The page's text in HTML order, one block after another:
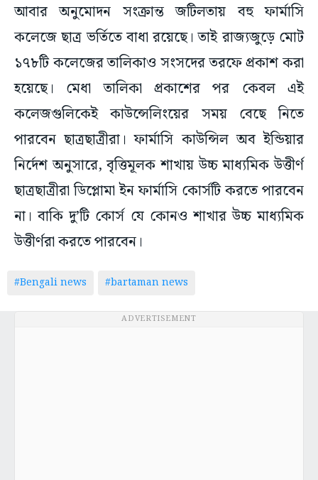
আবার অনুমোদন সংক্রান্ত জটিলতায় বহু ফার্মাসি
কলেজে ছাত্র ভর্তিতে বাধা রয়েছে। তাই রাজ্যজুড়ে মোট
১৭৮টি কলেজের তালিকাও সংসদের তরফে প্রকাশ করা
হয়েছে। মেধা তালিকা প্রকাশের পর কেবল এই
কলেজগুলিকেই কাউন্সেলিংয়ের সময় বেছে নিতে
পারবেন ছাত্রছাত্রীরা। ফার্মাসি কাউন্সিল অব ইন্ডিয়ার
নির্দেশ অনুসারে, বৃত্তিমূলক শাখায় উচ্চ মাধ্যমিক উত্তীর্ণ
ছাত্রছাত্রীরা ডিপ্লোমা ইন ফার্মাসি কোর্সটি করতে পারবেন
না। বাকি দু’টি কোর্স যে কোনও শাখার উচ্চ মাধ্যমিক
উত্তীর্ণরা করতে পারবেন।
#Bengali news #bartaman news
ADVERTISEMENT